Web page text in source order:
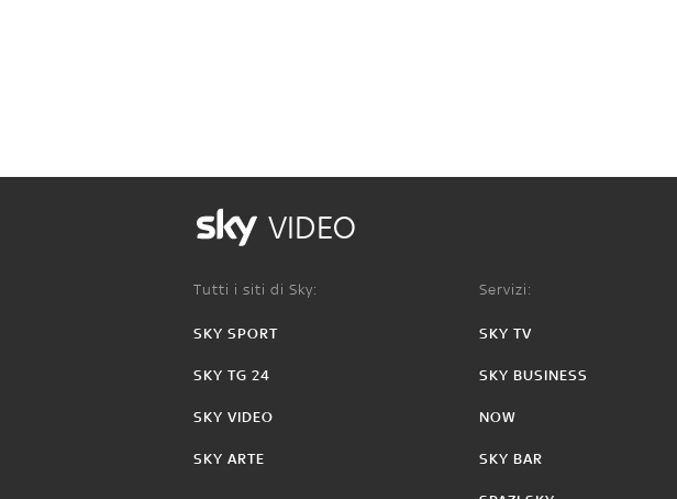
VIDEO
Tutti i siti di Sky:
SKY SPORT
SKY TG 24
SKY VIDEO
SKY ARTE
Servizi:
SKY TV
SKY BUSINESS
NOW
SKY BAR